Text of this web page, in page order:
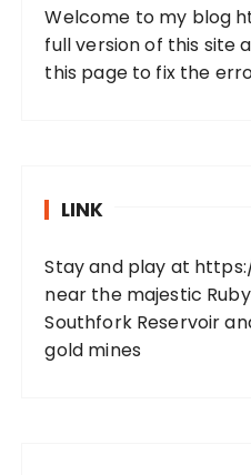
Welcome to my blog
full version of this site
this page to fix the
LINK
Stay and play at
near the majestic
Southfork Reservoir
gold mines